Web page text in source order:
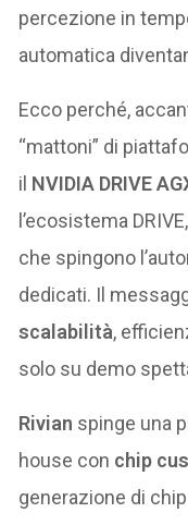
percezione in
automatica
Ecco perché,
“mattoni” di
il NVIDIA DRIVE
l’ecosistema
che spingono
dedicati. Il
scalabilità,
solo su demo
Rivian spinge una
house con chip
generazione di